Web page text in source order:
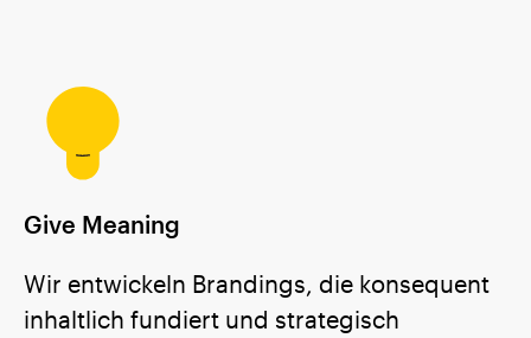
Give Meaning
Wir entwickeln Brandings, die konsequent
inhaltlich fundiert und strategisch